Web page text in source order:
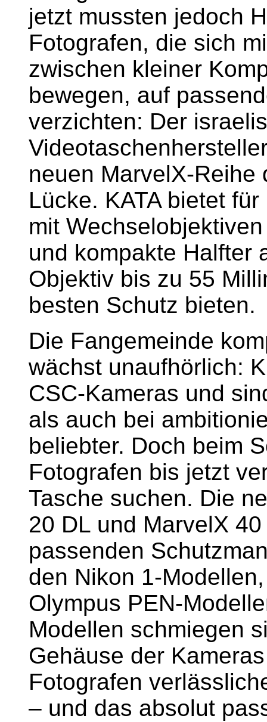
jetzt mussten jedoch
Fotografen, die sich
zwischen kleiner
bewegen, auf
verzichten: Der
neuen MarvelX-Reihe
Lücke. KATA bietet
mit
und kompakte Halfter
Objektiv bis zu 55
besten Schutz bieten.
Die Fangemeinde
wächst unaufhörlich:
CSC-Kameras und
als auch bei
beliebter. Doch beim
Fotografen bis jetzt
Tasche suchen. Die
20 DL und MarvelX
passenden
den Nikon 1-
Olympus PEN-
Modellen schmiegen
Gehäuse der
Fotografen
– und das absolut